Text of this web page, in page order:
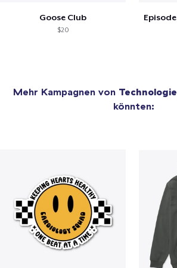
Goose Club
$20
Mehr Kampagnen von Technologie
könnten: